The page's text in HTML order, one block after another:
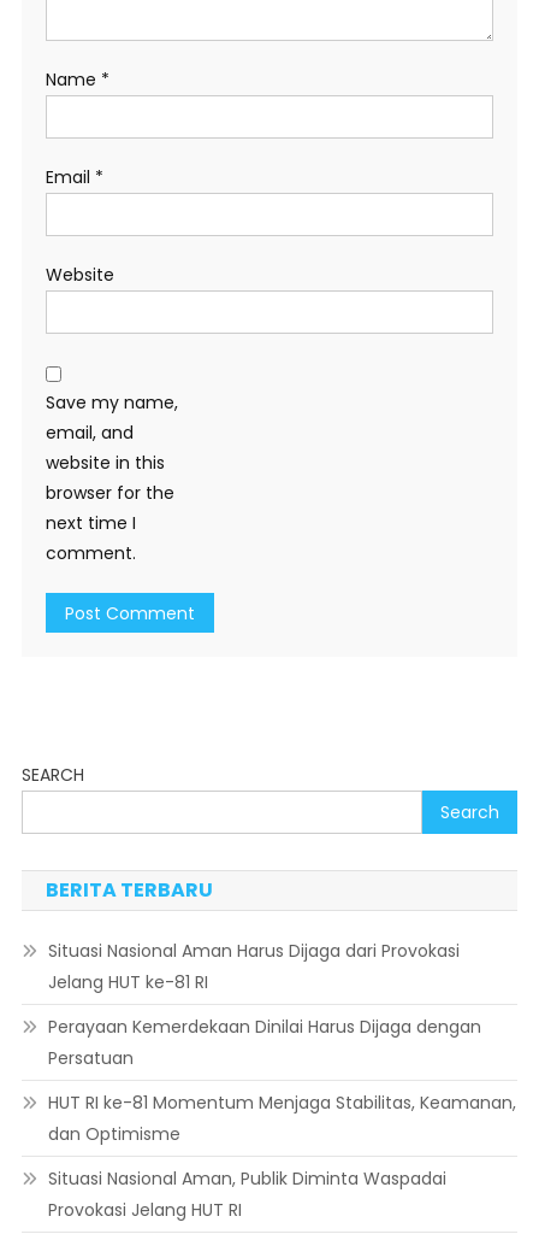
Name *
Email *
Website
Save my name,
email, and
website in this
browser for the
next time I
comment.
SEARCH
Search
BERITA TERBARU
Situasi Nasional Aman Harus Dijaga dari Provokasi
Jelang HUT ke-81 RI
Perayaan Kemerdekaan Dinilai Harus Dijaga dengan
Persatuan
HUT RI ke-81 Momentum Menjaga Stabilitas, Keamanan,
dan Optimisme
Situasi Nasional Aman, Publik Diminta Waspadai
Provokasi Jelang HUT RI